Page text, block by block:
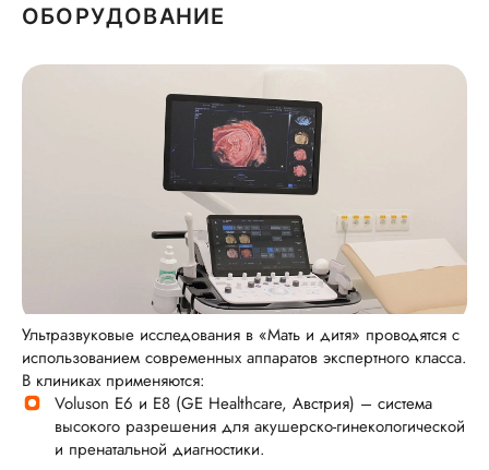
ОБОРУДОВАНИЕ
Ультразвуковые исследования в «Мать и дитя» проводятся с
использованием современных аппаратов экспертного класса.
В клиниках применяются:
Voluson E6 и E8 (GE Healthcare, Австрия) – система
высокого разрешения для акушерско-гинекологической
и пренатальной диагностики.